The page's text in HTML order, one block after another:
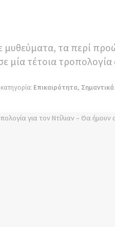
τα περί
μία τέτοια
κατηγορία: Επικαιρότητα, Σημαντικά